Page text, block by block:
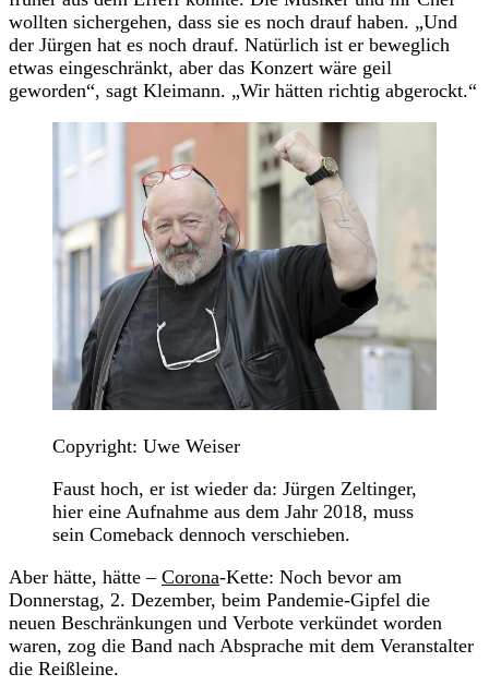
wollten sichergehen, dass sie es noch drauf haben. „Und
der Jürgen hat es noch drauf. Natürlich ist er beweglich
etwas eingeschränkt, aber das Konzert wäre geil
geworden“, sagt Kleimann. „Wir hätten richtig abgerockt.“
Copyright: Uwe Weiser
Faust hoch, er ist wieder da: Jürgen Zeltinger,
hier eine Aufnahme aus dem Jahr 2018, muss
sein Comeback dennoch verschieben.
Aber hätte, hätte – Corona-Kette: Noch bevor am
Donnerstag, 2. Dezember, beim Pandemie-Gipfel die
neuen Beschränkungen und Verbote verkündet worden
waren, zog die Band nach Absprache mit dem Veranstalter
die Reißleine.